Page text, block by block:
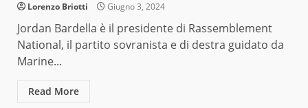
Lorenzo Briotti Giugno 3, 2024
Jordan Bardella è il presidente di Rassemblement
National, il partito sovranista e di destra guidato da
Marine...
Read More